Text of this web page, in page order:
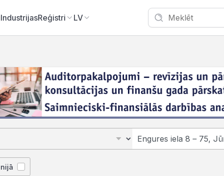
IndustrijasReģistri LV